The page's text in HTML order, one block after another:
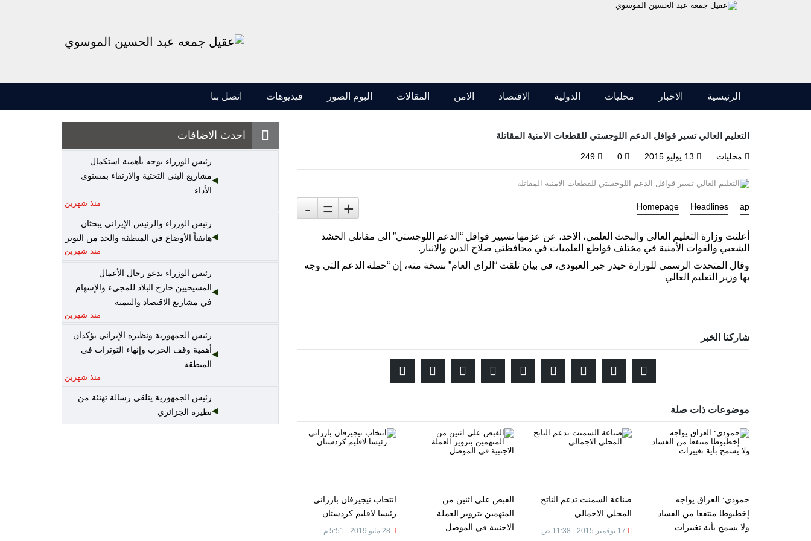
الرئيسية الاخبار محليات الدولية الاقتصاد الامن المقالات البوم الصور فيديوهات اتصل بنا
التعليم العالي تسير قوافل الدعم اللوجستي للقطعات الامنية المقاتلة
محليات
ap
Headlines
Homepage
+
=
-
أعلنت وزارة التعليم العالي والبحث العلمي، الاحد، عن عزمها تسيير قوافل “الدعم اللوجستي” الى مقاتلي الحشد
الشعبي والقوات الأمنية في مختلف قواطع العلميات في محافظتي صلاح الدين والانبار.
وقال المتحدث الرسمي للوزارة حيدر جبر العبودي، في بيان تلقت “الراي العام” نسخة منه، إن “حملة الدعم التي وجه
بها وزير التعليم العالي
شاركنا الخبر
موضوعات ذات صلة
حمودي: العراق يواجه
إخطبوطا منتفعا من الفساد
ولا يسمح بأية تغييرات
صناعة السمنت تدعم الناتج
المحلي الاجمالي
القبض على اثنين من
المتهمين بتزوير العملة
الاجنبية في الموصل
انتخاب نيجيرفان بارزاني
رئيسا لاقليم كردستان
احدث الاضافات
رئيس الوزراء يوجه بأهمية استكمال
مشاريع البنى التحتية والارتقاء بمستوى
الأداء
منذ شهرين
رئيس الوزراء والرئيس الإيراني يبحثان
هاتفياً الأوضاع في المنطقة والحد من التوتر
منذ شهرين
رئيس الوزراء يدعو رجال الأعمال
المسيحيين خارج البلاد للمجيء والإسهام
في مشاريع الاقتصاد والتنمية
منذ شهرين
رئيس الجمهورية ونظيره الإيراني يؤكدان
أهمية وقف الحرب وإنهاء التوترات في
المنطقة
منذ شهرين
رئيس الجمهورية يتلقى رسالة تهنئة من
نظيره الجزائري
منذ شهرين